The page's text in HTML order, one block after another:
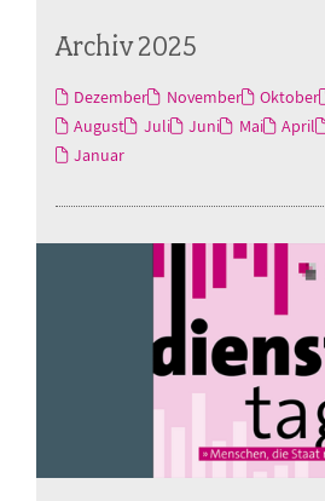
Archiv 2025
Dezember November Oktober
August
Juli Juni Mai April
Januar